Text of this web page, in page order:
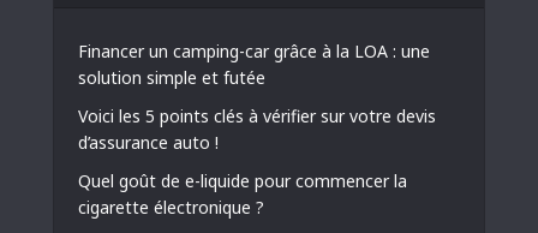
Financer un camping-car grâce à la LOA : une
solution simple et futée
Voici les 5 points clés à vérifier sur votre devis
d’assurance auto !
Quel goût de e-liquide pour commencer la
cigarette électronique ?